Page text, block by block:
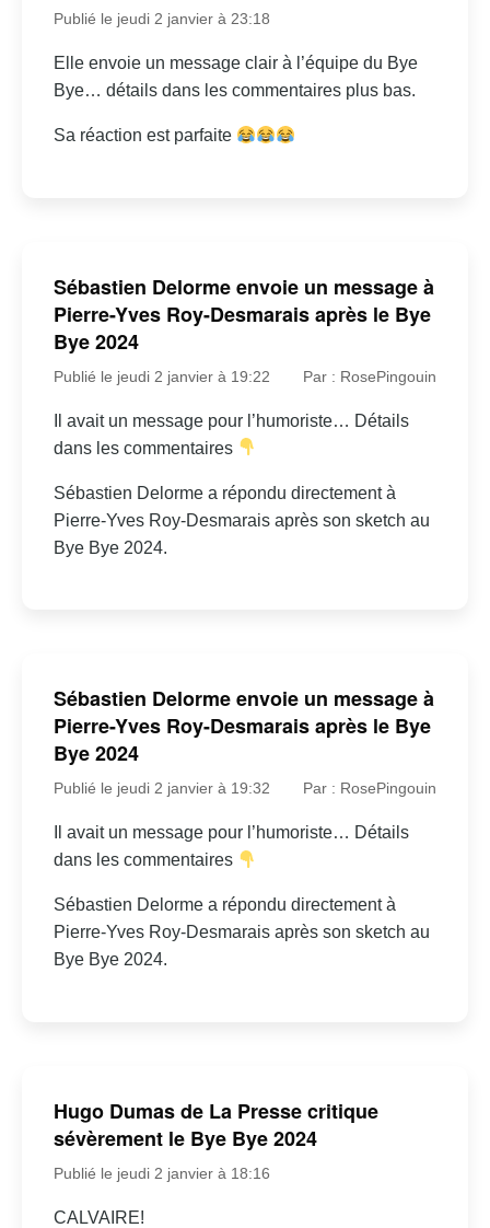
Publié le jeudi 2 janvier à 23:18
Elle envoie un message clair à l’équipe du Bye
Bye… détails dans les commentaires plus bas.
Sa réaction est parfaite
Sébastien Delorme envoie un message à
Pierre-Yves Roy-Desmarais après le Bye
Bye 2024
Publié le jeudi 2 janvier à 19:22 Par : RosePingouin
Il avait un message pour l’humoriste… Détails
dans les commentaires
Sébastien Delorme a répondu directement à
Pierre-Yves Roy-Desmarais après son sketch au
Bye Bye 2024.
Sébastien Delorme envoie un message à
Pierre-Yves Roy-Desmarais après le Bye
Bye 2024
Publié le jeudi 2 janvier à 19:32 Par : RosePingouin
Il avait un message pour l’humoriste… Détails
dans les commentaires
Sébastien Delorme a répondu directement à
Pierre-Yves Roy-Desmarais après son sketch au
Bye Bye 2024.
Hugo Dumas de La Presse critique
sévèrement le Bye Bye 2024
Publié le jeudi 2 janvier à 18:16
CALVAIRE!